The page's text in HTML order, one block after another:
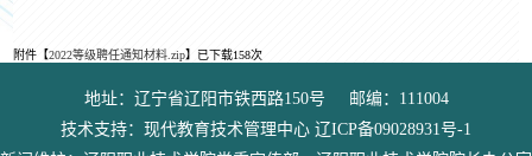
附件【2022等级聘任通知材料.zip】已下载158次
地址：辽宁省辽阳市铁西路150号 邮编：111004
技术支持：现代教育技术管理中心 辽ICP备09028931号-1